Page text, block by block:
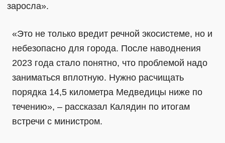
заросла».
«Это не только вредит речной экосистеме, но и
небезопасно для города. После наводнения
2023 года стало понятно, что проблемой надо
заниматься вплотную. Нужно расчищать
порядка 14,5 километра Медведицы ниже по
течению», – рассказал Калядин по итогам
встречи с министром.